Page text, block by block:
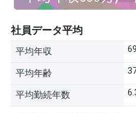
社員データ平均
平均年収
平均年齢
平均勤続年数